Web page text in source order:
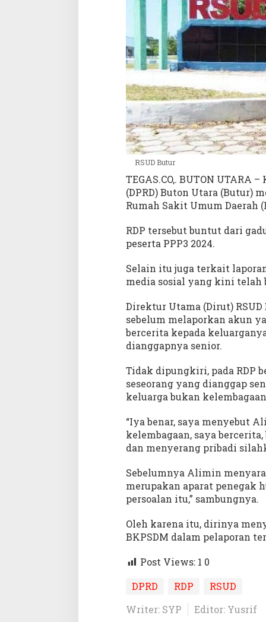
a
K
e
k
e
l
a
r
g
a
a
n
u
k
a
n
e
l
m
b
g
a
a
S
a
t
R
P
RSUD Butur
TEGAS.CO,. BUTON
(DPRD) Buton Utara (Butur)
Rumah Sakit Umum Daerah
RDP tersebut buntut dari
peserta PPP3 2024.
Selain itu juga terkait
media sosial yang kini telah
Direktur Utama (Dirut)
sebelum melaporkan akun
bercerita kepada
dianggapnya senior.
Tidak dipungkiri, pada RDP
seseorang yang dianggap
keluarga bukan
“Iya benar, saya menyebut
kelembagaan, saya
dan menyerang pribadi
Sebelumnya Alimin
merupakan aparat
persoalan itu,” sambungnya.
Oleh karena itu, dirinya
BKPSDM dalam pelaporan
Post Views: 1 0
DPRD
RDP
RSUD
Writer: SYP
Editor: Yusrif